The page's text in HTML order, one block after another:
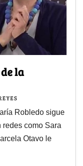
la
Robledo sigue
como Sara
Otavo le